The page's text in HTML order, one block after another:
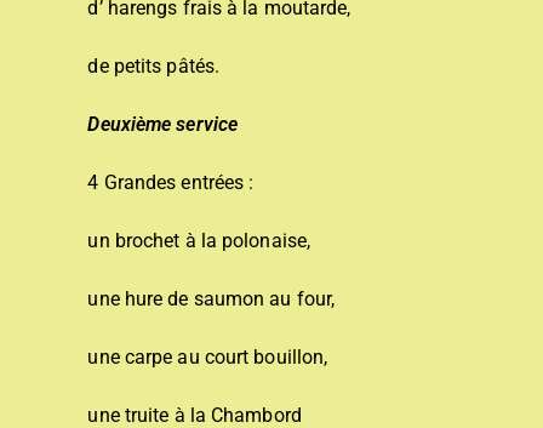
d’ harengs frais à la moutarde,
de petits pâtés.
Deuxième service
4 Grandes entrées :
un brochet à la polonaise,
une hure de saumon au four,
une carpe au court bouillon,
une truite à la Chambord